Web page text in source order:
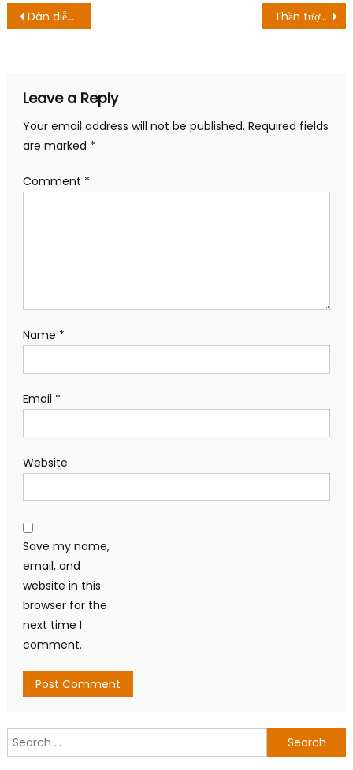
Post
Dàn diễn viên kỳ nghỉ hè: Bây giờ họ đang ở đâu? Thần tượng “đá” sân, diễn xuất quá ổn
Leave a Reply
Your email address will not be published. Required fields
are marked *
Comment *
Name *
Email *
Website
Save my name,
email, and
website in this
browser for the
next time I
comment.
Search
for: